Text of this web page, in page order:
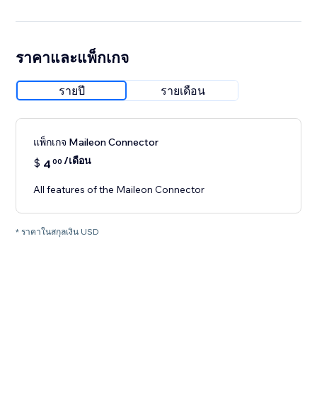
ราคาและแพ็กเกจ
รายปี รายเดือน
แพ็กเกจ Maileon Connector
$ 4 00 /เดือน
All features of the Maileon Connector
* ราคาในสกุลเงิน USD